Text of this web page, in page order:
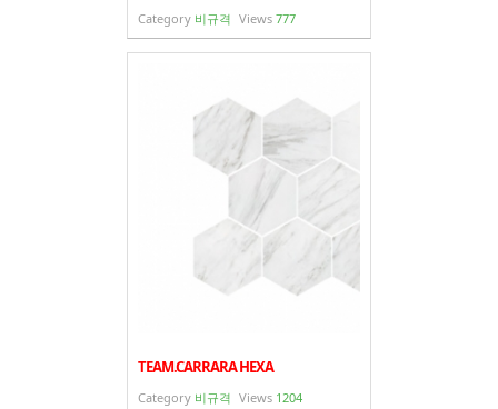
Category 비규격 Views 777
TEAM.CARRARA HEXA
Category 비규격 Views 1204